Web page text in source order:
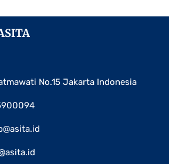
No.15 Jakarta Indonesia